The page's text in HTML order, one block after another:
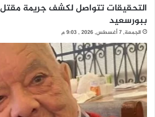
التحقيقات تتواصل لكشف جريمة
ببورسعيد
الجمعة, 7 أغسطس, 2026 , 9:03 م